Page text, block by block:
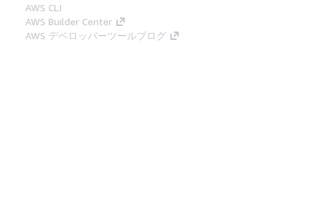
AWS CLI
AWS Builder Center
AWS デベロッパーツールブログ